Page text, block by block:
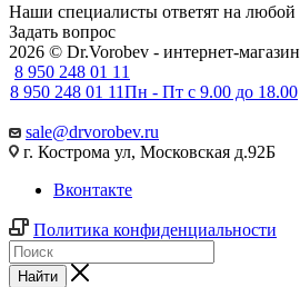
Наши специалисты ответят на
Задать вопрос
2026 © Dr.Vorobev - интернет-магазин
8 950 248 01 11
8 950 248 01 11Пн - Пт с 9.00 до 18.00
sale@drvorobev.ru
г. Кострома ул, Московская д.92Б
Вконтакте
Политика конфиденциальности
Найти